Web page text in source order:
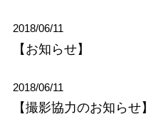
2018/06/11
【お知らせ】
2018/06/11
【撮影協力のお知らせ】